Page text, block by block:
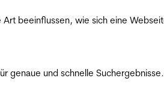
beeinflussen, wie sich eine
genaue und schnelle Suchergebnisse.